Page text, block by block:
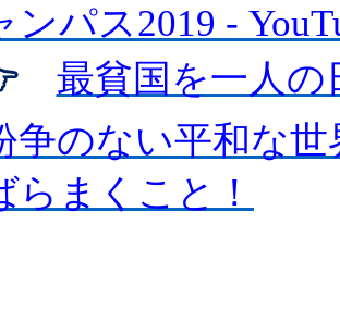
ンパス2019 -
最貧国を一人
争のない平和な
らまくこと！